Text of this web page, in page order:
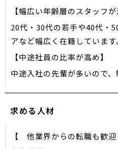
【幅広い年齢層のスタッフが
20代・30代の若手や40代・
アなど幅広く在籍しています
【中途社員の比率が高め】
中途入社の先輩が多いので
求める人材
【 他業界からの転職も歓